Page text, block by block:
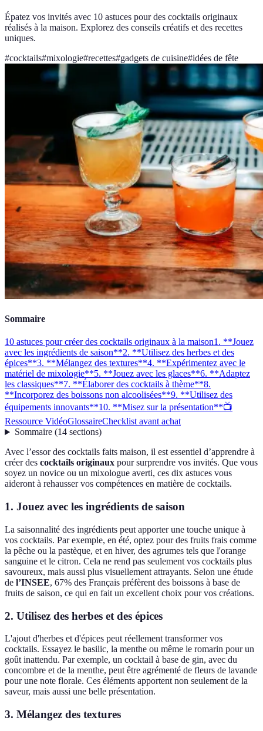
Épatez vos invités avec 10 astuces pour des cocktails originaux
réalisés à la maison. Explorez des conseils créatifs et des recettes
uniques.
#cocktails#mixologie#recettes#gadgets de cuisine#idées de fête
Sommaire
10 astuces pour créer des cocktails originaux à la maison1. **Jouez
avec les ingrédients de saison**2. **Utilisez des herbes et des
épices**3. **Mélangez des textures**4. **Expérimentez avec le
matériel de mixologie**5. **Jouez avec les glaces**6. **Adaptez
les classiques**7. **Élaborer des cocktails à thème**8.
**Incorporez des boissons non alcoolisées**9. **Utilisez des
équipements innovants**10. **Misez sur la présentation**📺
Ressource VidéoGlossaireChecklist avant achat
Sommaire(14 sections)
Avec l’essor des cocktails faits maison, il est essentiel d’apprendre à
créer des cocktails originaux pour surprendre vos invités. Que vous
soyez un novice ou un mixologue averti, ces dix astuces vous
aideront à rehausser vos compétences en matière de cocktails.
1. Jouez avec les ingrédients de saison
La saisonnalité des ingrédients peut apporter une touche unique à
vos cocktails. Par exemple, en été, optez pour des fruits frais comme
la pêche ou la pastèque, et en hiver, des agrumes tels que l'orange
sanguine et le citron. Cela ne rend pas seulement vos cocktails plus
savoureux, mais aussi plus visuellement attrayants. Selon une étude
de l’INSEE, 67% des Français préfèrent des boissons à base de
fruits de saison, ce qui en fait un excellent choix pour vos créations.
2. Utilisez des herbes et des épices
L'ajout d'herbes et d'épices peut réellement transformer vos
cocktails. Essayez le basilic, la menthe ou même le romarin pour un
goût inattendu. Par exemple, un cocktail à base de gin, avec du
concombre et de la menthe, peut être agrémenté de fleurs de lavande
pour une note florale. Ces éléments apportent non seulement de la
saveur, mais aussi une belle présentation.
3. Mélangez des textures